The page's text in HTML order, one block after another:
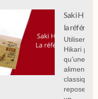
Saki
la
Utiliser
Hikari
qu’une
classique
repose sur